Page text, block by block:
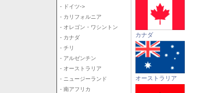
- ドイツ->
- カリフォルニア
- オレゴン・ワシントン
- カナダ
- チリ
- アルゼンチン
- オーストラリア
- ニュージーランド
- 南アフリカ
カナダ
オーストラリア